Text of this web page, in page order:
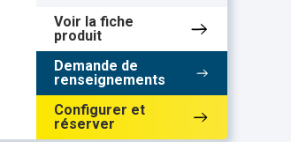
Voir la fiche
produit
Demande de
renseignements
Configurer et
réserver